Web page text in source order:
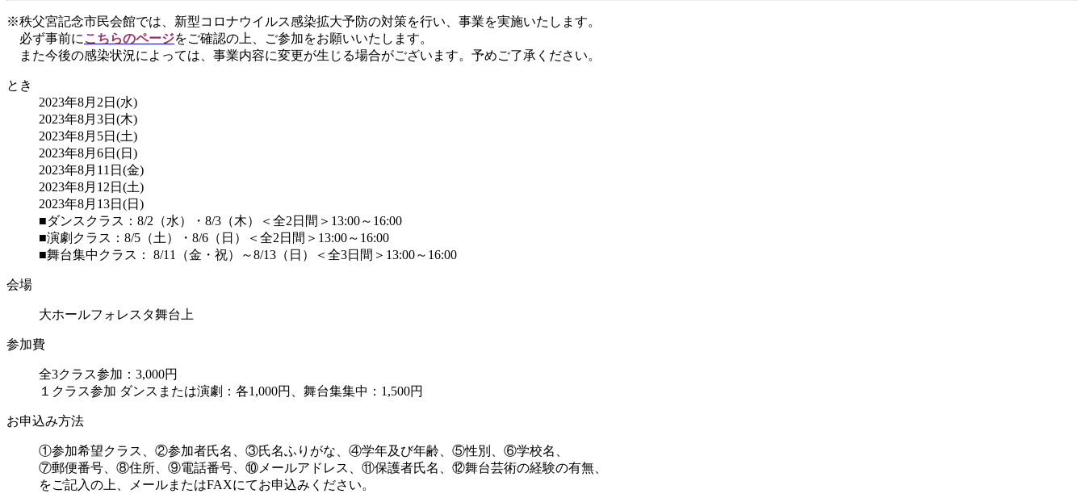
※秩父宮記念市民会館では、新型コロナウイルス感染拡大予防の対策を行い、事業を実施いたします。
必ず事前に こちらのページをご確認の上、ご参加をお願いいたします。
また今後の感染状況によっては、事業内容に変更が生じる場合がございます。予めご了承ください。
とき
2023年8月2日(水)
2023年8月3日(木)
2023年8月5日(土)
2023年8月6日(日)
2023年8月11日(金)
2023年8月12日(土)
2023年8月13日(日)
■ダンスクラス：8/2（水）・8/3（木）＜全2日間＞13:00～16:00
■演劇クラス：8/5（土）・8/6（日）＜全2日間＞13:00～16:00
■舞台集中クラス： 8/11（金・祝）～8/13（日）＜全3日間＞13:00～16:00
会場
大ホールフォレスタ舞台上
参加費
全3クラス参加：3,000円
１クラス参加 ダンスまたは演劇：各1,000円、舞台集集中：1,500円
お申込み方法
①参加希望クラス、②参加者氏名、③氏名ふりがな、④学年及び年齢、⑤性別、⑥学校名、
⑦郵便番号、⑧住所、⑨電話番号、⑩メールアドレス、⑪保護者氏名、⑫舞台芸術の経験の有無、
をご記入の上、メールまたはFAXにてお申込みください。